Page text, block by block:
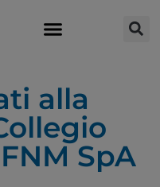
alla
SpA